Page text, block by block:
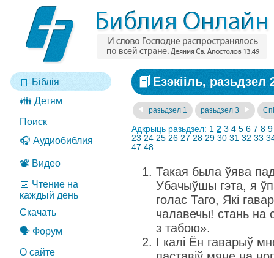
Біблія
👪 Детям
Поиск
🎧 Аудиобиблия
📽️ Видео
📅 Чтение на
каждый день
Скачать
🗣️ Форум
О сайте
Езэкііль, разьдзел
разьдзел 1 разьдзел 3
Адкрыць разьдзел: 1 2 3 4 5 6 7 8 9
23 24 25 26 27 28 29 30 31 32 33
47 48
Такая была ўява
Убачыўшы гэта, я
голас Таго, Які
чалавечы! стань на
з табою».
І калі Ён гаварыў